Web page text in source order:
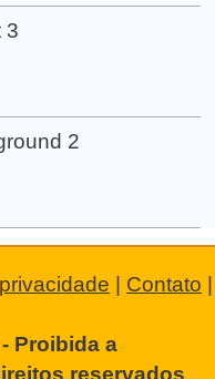
3
2
| Contato |
Proibida a
reservados